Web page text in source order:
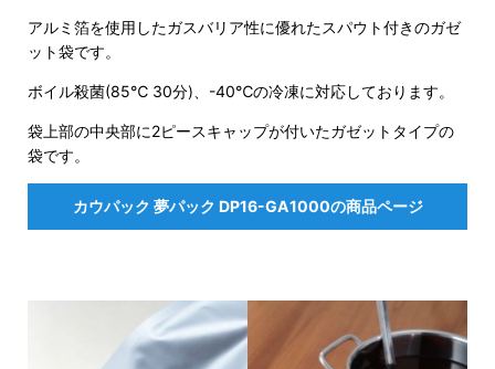
アルミ箔を使用したガスバリア性に優れたスパウト付きのガゼ
ット袋です。
ボイル殺菌(85℃ 30分)、-40℃の冷凍に対応しております。
袋上部の中央部に2ピースキャップが付いたガゼットタイプの
袋です。
カウパック 夢パック DP16-GA1000の商品ページ